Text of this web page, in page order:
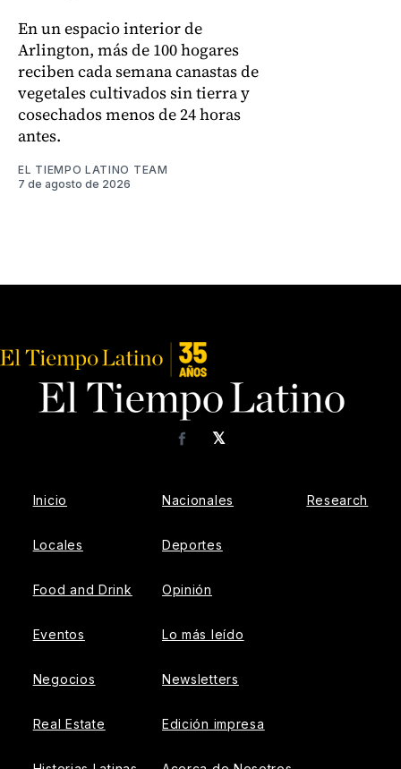
En un espacio interior de
Arlington, más de 100 hogares
reciben cada semana canastas de
vegetales cultivados sin tierra y
cosechados menos de 24 horas
antes.
EL TIEMPO LATINO TEAM
7 de agosto de 2026
𝕏
Facebook
Inicio
Locales
Food and Drink
Eventos
Negocios
Real Estate
Nacionales
Deportes
Opinión
Lo más leído
Newsletters
Edición impresa
Research